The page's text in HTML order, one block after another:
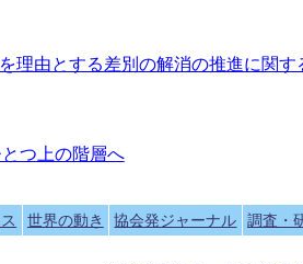
由とする差別の解消の推進に関す
つ上の階層へ
世界の動き 協会発ジャーナル 調査・